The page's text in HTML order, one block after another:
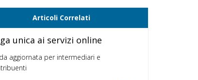
Articoli Correlati
unica ai servizi online
aggiornata per intermediari e